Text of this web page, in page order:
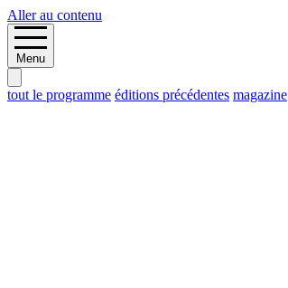
Aller au contenu
Menu
tout le programme éditions précédentes magazine